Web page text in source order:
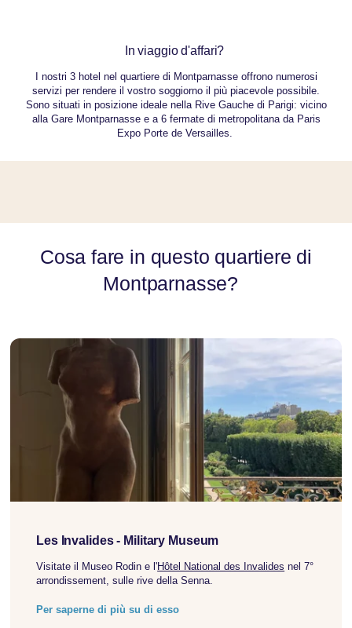
In viaggio d'affari?
I nostri 3 hotel nel quartiere di Montparnasse offrono numerosi
servizi per rendere il vostro soggiorno il più piacevole possibile.
Sono situati in posizione ideale nella Rive Gauche di Parigi: vicino
alla Gare Montparnasse e a 6 fermate di metropolitana da Paris
Expo Porte de Versailles.
Cosa fare in questo quartiere di
Montparnasse?
Les Invalides - Military Museum
Visitate il Museo Rodin e l'Hôtel National des Invalides nel 7°
arrondissement, sulle rive della Senna.
Per saperne di più su di esso